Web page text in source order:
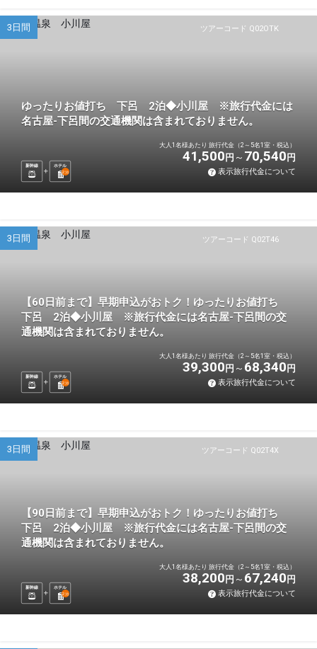
ツアーコード Q02OTK
3日間
ゆったりお値打ち 下呂 2泊◆小川屋 ※旅行代金には
名古屋-下呂間の交通機関は含まれておりません。
新幹線
ホテル
2泊
大人1名様あたり 旅行代金（2～5名1室・税込）
41,500 円 70,540 円
表示旅行代金について
ツアーコード Q02T46
3日間
【60日前まで】早期申込がおトク！ゆったりお値打ち
下呂 2泊◆小川屋 ※旅行代金には名古屋-下呂間の交
通機関は含まれておりません。
新幹線
ホテル
2泊
大人1名様あたり 旅行代金（2～5名1室・税込）
39,300 円 68,340 円
表示旅行代金について
ツアーコード Q02T4X
3日間
【90日前まで】早期申込がおトク！ゆったりお値打ち
下呂 2泊◆小川屋 ※旅行代金には名古屋-下呂間の交
通機関は含まれておりません。
新幹線
ホテル
2泊
大人1名様あたり 旅行代金（2～5名1室・税込）
38,200 円 67,240 円
表示旅行代金について